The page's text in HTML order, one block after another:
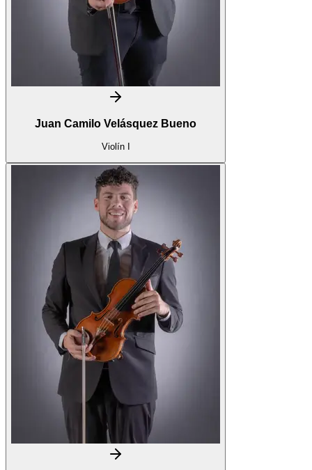
Juan Camilo Velásquez Bueno
Violín I